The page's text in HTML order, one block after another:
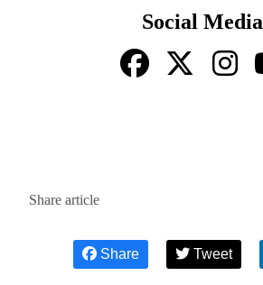
Social Media
Share article
Share Tweet